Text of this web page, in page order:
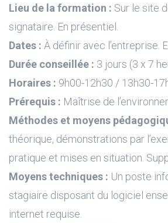
Lieu de la formation : Sur le site
signataire. En présentiel.
Dates : À définir avec l’entreprise.
Durée conseillée : 3 jours (3 x 7
Horaires : 9h00-12h30 / 13h30-
Prérequis : Maîtrise de
Méthodes et moyens
théorique, démonstrations par
pratique et mises en situation.
Moyens techniques : Un poste
stagiaire disposant du logiciel
internet requise.